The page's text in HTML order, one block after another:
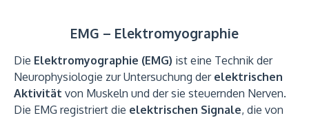
EMG – Elektromyographie
Die Elektromyographie (EMG) ist eine Technik der
Neurophysiologie zur Untersuchung der elektrischen
Aktivität von Muskeln und der sie steuernden Nerven.
Die EMG registriert die elektrischen Signale, die von